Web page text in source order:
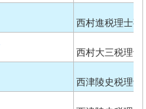
西村進税理士事
西村大三税理士
西津陵史税理士